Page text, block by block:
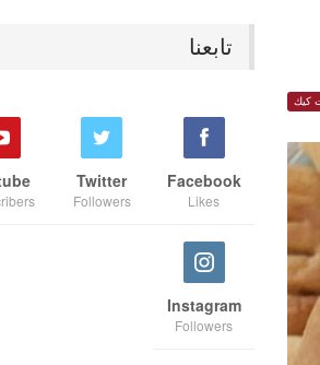
كيك
تابعنا
Facebook
Likes
Twitter
Followers
Instagram
Followers